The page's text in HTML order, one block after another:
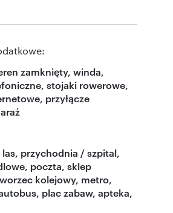
zamknięty, winda,
stojaki rowerowe,
przyłącze
las, przychodnia / szpital,
poczta, sklep
kolejowy, metro,
plac zabaw, apteka,